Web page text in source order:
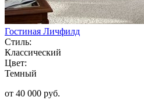
Гостиная Личфилд
Стиль:
Классический
Цвет:
Темный
от 40 000 руб.